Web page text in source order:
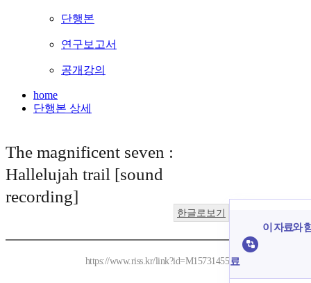
단행본
연구보고서
공개강의
home
단행본 상세
The magnificent seven :
Hallelujah trail [sound
recording]
한글로보기
https://www.riss.kr/link?id=M15731455
이 자료와
료